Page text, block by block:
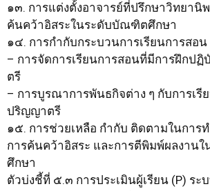
๑๓. การแต่งตั้งอาจารย์ที่ปรึกษาวิทยานิ
ค้นคว้าอิสระในระดับบัณฑิตศึกษา
๑๔. การกำกับกระบวนการเรียนการสอน
– การจัดการเรียนการสอนที่มีการฝึกป
ตรี
– การบูรณาการพันธกิจต่าง ๆ กับการเรี
ปริญญาตรี
๑๕. การช่วยเหลือ กำกับ ติดตามในการ
การค้นคว้าอิสระ และการตีพิมพ์ผลงาน
ศึกษา
ตัวบ่งชี้ที่ ๕.๓ การประเมินผู้เรียน (P) ระ